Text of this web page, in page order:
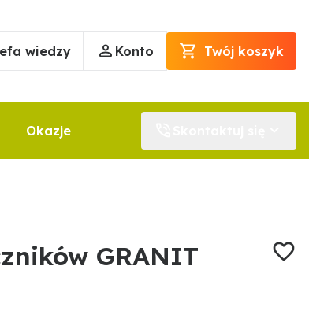
wiedzy Konto Twój koszyk
Okazje
GRANIT